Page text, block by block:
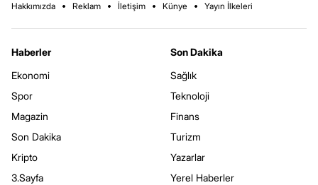
Hakkımızda Reklam İletişim Künye Yayın İlkeleri
Haberler
Ekonomi
Spor
Magazin
Son Dakika
Kripto
3.Sayfa
Son Dakika
Sağlık
Teknoloji
Finans
Turizm
Yazarlar
Yerel Haberler